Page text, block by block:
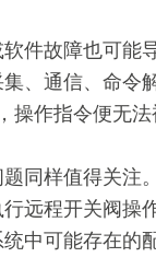
件故障也可能
、通信、命令
操作指令便无
同样值得关注
远程开关阀操
中可能存在的